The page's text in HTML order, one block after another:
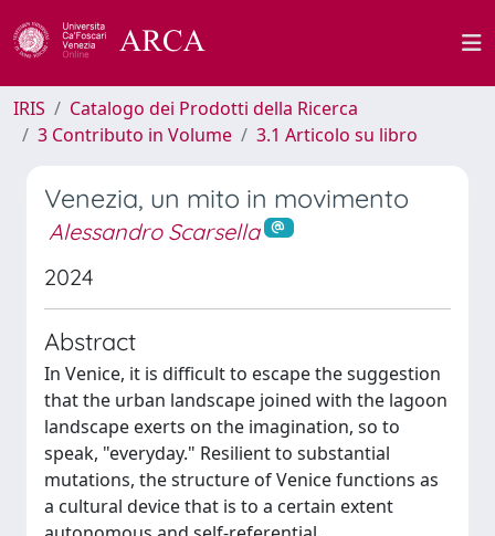
IRIS
Catalogo dei Prodotti della Ricerca
3 Contributo in Volume
3.1 Articolo su libro
Venezia, un mito in movimento
Alessandro Scarsella
2024
Abstract
In Venice, it is difficult to escape the suggestion
that the urban landscape joined with the lagoon
landscape exerts on the imagination, so to
speak, "everyday." Resilient to substantial
mutations, the structure of Venice functions as
a cultural device that is to a certain extent